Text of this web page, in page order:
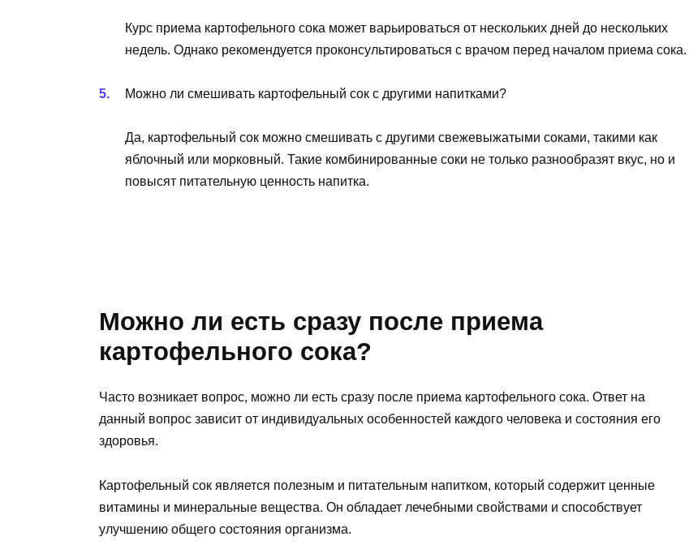
Курс приема картофельного сока может варьироваться от нескольких дней до нескольких
недель. Однако рекомендуется проконсультироваться с врачом перед началом приема сока.
Можно ли смешивать картофельный сок с другими напитками?
Да, картофельный сок можно смешивать с другими свежевыжатыми соками, такими как
яблочный или морковный. Такие комбинированные соки не только разнообразят вкус, но и
повысят питательную ценность напитка.
Можно ли есть сразу после приема
картофельного сока?
Часто возникает вопрос, можно ли есть сразу после приема картофельного сока. Ответ на
данный вопрос зависит от индивидуальных особенностей каждого человека и состояния его
здоровья.
Картофельный сок является полезным и питательным напитком, который содержит ценные
витамины и минеральные вещества. Он обладает лечебными свойствами и способствует
улучшению общего состояния организма.